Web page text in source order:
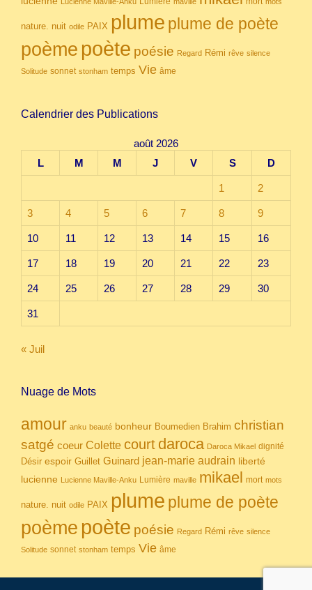
nature. nuit odile PAIX plume plume de poète
poème poète poésie Regard Rémi rêve silence
Solitude sonnet stonham temps Vie âme
Calendrier des Publications
août 2026
L
M M J V S D
1 2
3 4 5 6 7 8 9
10 11 12 13 14 15 16
17 18 19 20 21 22 23
24 25 26 27 28 29 30
31
« Juil
Nuage de Mots
amour anku beauté bonheur Boumedien Brahim christian
satgé coeur Colette court daroca Daroca Mikael dignité
Désir espoir Guillet Guinard jean-marie audrain liberté
lucienne Lucienne Maville-Anku Lumière maville mikael mort mots
nature. nuit odile PAIX plume plume de poète
poème poète poésie Regard Rémi rêve silence
Solitude sonnet stonham temps Vie âme